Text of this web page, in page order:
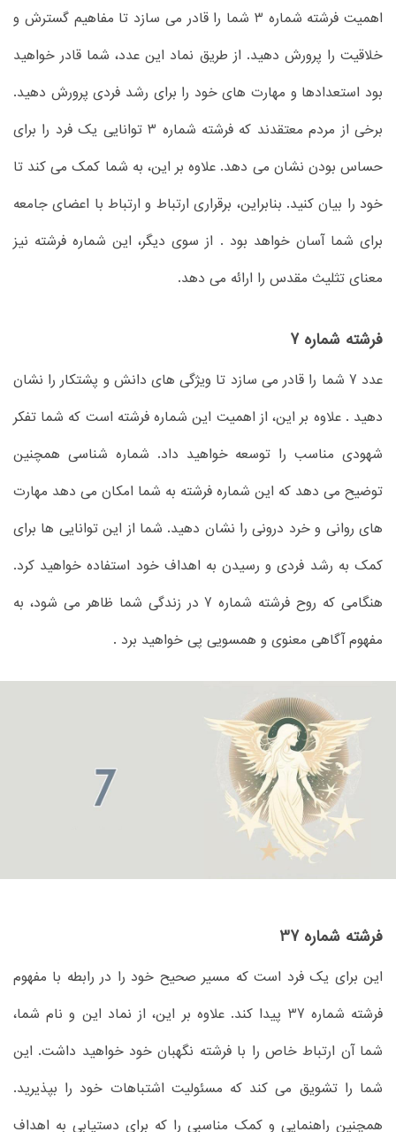
اهمیت فرشته شماره 3 شما را قادر می سازد تا مفاهیم گسترش و
خلاقیت را پرورش دهید. از طریق نماد این عدد، شما قادر خواهید
بود استعدادها و مهارت های خود را برای رشد فردی پرورش دهید.
برخی از مردم معتقدند که فرشته شماره 3 توانایی یک فرد را برای
حساس بودن نشان می دهد. علاوه بر این، به شما کمک می کند تا
خود را بیان کنید. بنابراین، برقراری ارتباط و ارتباط با اعضای جامعه
برای شما آسان خواهد بود . از سوی دیگر، این شماره فرشته نیز
معنای تثلیث مقدس را ارائه می دهد.
فرشته شماره 7
عدد 7 شما را قادر می سازد تا ویژگی های دانش و پشتکار را نشان
دهید . علاوه بر این، از اهمیت این شماره فرشته است که شما تفکر
شهودی مناسب را توسعه خواهید داد. شماره شناسی همچنین
توضیح می دهد که این شماره فرشته به شما امکان می دهد مهارت
های روانی و خرد درونی را نشان دهید. شما از این توانایی ها برای
کمک به رشد فردی و رسیدن به اهداف خود استفاده خواهید کرد.
هنگامی که روح فرشته شماره 7 در زندگی شما ظاهر می شود، به
مفهوم آگاهی معنوی و همسویی پی خواهید برد .
فرشته شماره 37
این برای یک فرد است که مسیر صحیح خود را در رابطه با مفهوم
فرشته شماره 37 پیدا کند. علاوه بر این، از نماد این و نام شما،
شما آن ارتباط خاص را با فرشته نگهبان خود خواهید داشت. این
شما را تشویق می کند که مسئولیت اشتباهات خود را بپذیرید.
همچنین راهنمایی و کمک مناسبی را که برای دستیابی به اهداف